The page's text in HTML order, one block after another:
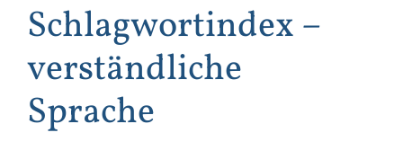
Schlagwortindex –
verständliche
Sprache